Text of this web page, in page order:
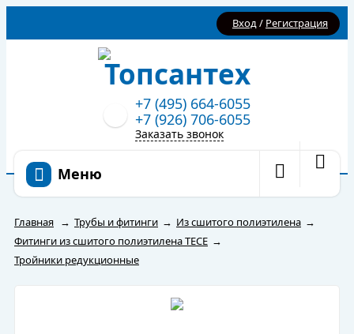
Вход/ Регистрация
+7 (495) 664-6055
+7 (926) 706-6055
Заказать звонок
Меню
Главная → Трубы и фитинги → Из сшитого полиэтилена →
Фитинги из сшитого полиэтилена TECE →
Тройники редукционные